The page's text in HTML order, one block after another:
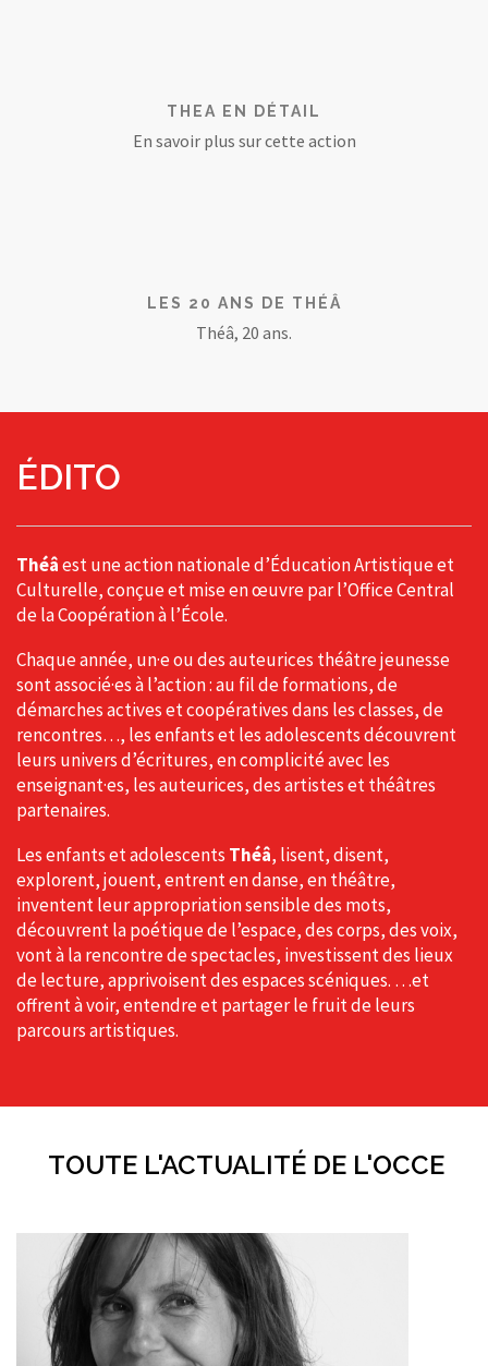
THEA EN DÉTAIL
En savoir plus sur cette action
LES 20 ANS DE THÉÂ
Théâ, 20 ans.
ÉDITO
Théâest une action nationale d’Éducation Artistique et
Culturelle, conçue et mise en œuvre par l’Office Central
de la Coopération à l’École.
Chaque année, un·e ou des auteurices théâtre jeunesse
sont associé·es à l’action : au fil de formations, de
démarches actives et coopératives dans les classes, de
rencontres…, les enfants et les adolescents découvrent
leurs univers d’écritures, en complicité avec les
enseignant·es, les auteurices, des artistes et théâtres
partenaires.
Les enfants et adolescents Théâ, lisent, disent,
explorent, jouent, entrent en danse, en théâtre,
inventent leur appropriation sensible des mots,
découvrent la poétique de l’espace, des corps, des voix,
vont à la rencontre de spectacles, investissent des lieux
de lecture, apprivoisent des espaces scéniques. …et
offrent à voir, entendre et partager le fruit de leurs
parcours artistiques.
TOUTE L'ACTUALITÉ DE L'OCCE